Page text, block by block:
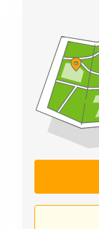
Kantoor
Huren
Hengelo
Bedrijfsruimte
Huren in